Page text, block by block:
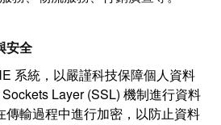
安全
系統，以嚴謹科技保障個人資料
Layer (SSL) 機制進行資料
傳輸過程中進行加密，以防止資料